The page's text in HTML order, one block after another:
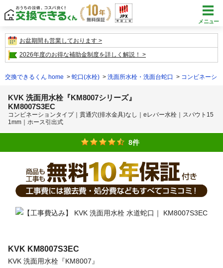
メニュー
お盆期間も営業しております
2026年度のお得な補助金制度を詳しく解説！
交換できるくん home 蛇口(水栓) 洗面所水栓・洗面台蛇口 コンビネーシ
KVK 洗面用水栓『KM8007シリーズ』
KM8007S3EC
コンビネーションタイプ｜貫通穴(排水金具)なし｜eレバー水栓｜スパウト15
1mm｜ホース引出式
8件
KVK KM8007S3EC
KVK 洗面用水栓『KM8007』